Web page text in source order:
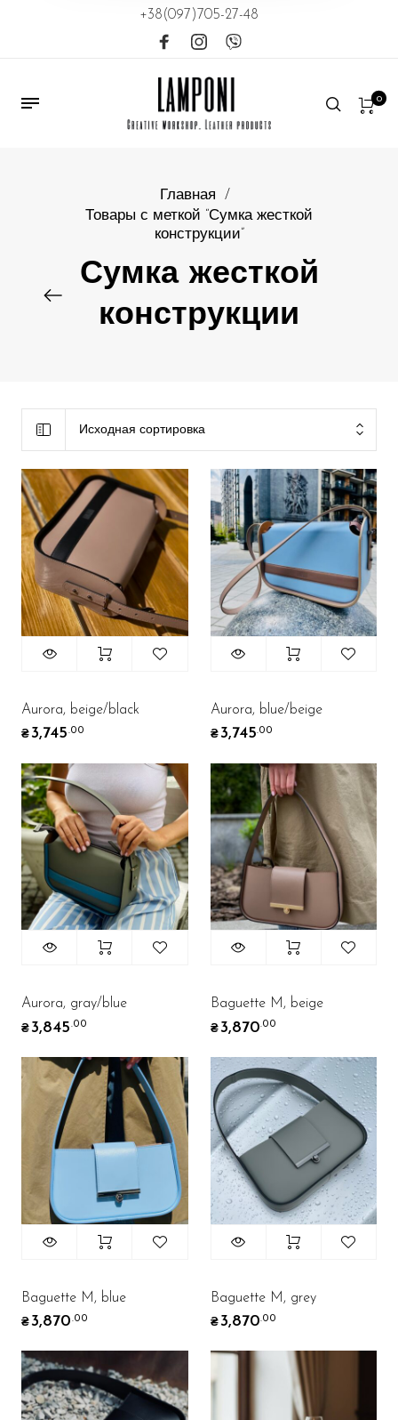
+38(097)705-27-48
0
Главная
/
Товары с меткой “Сумка жесткой
конструкции”
Сумка жесткой
конструкции
Исходная сортировка
Aurora, beige/black
₴3,745.00
Aurora, blue/beige
₴ 3,745.00
Aurora, gray/blue
₴3,845.00
Baguette M, beige
₴ 3,870.00
Baguette M, blue
₴3,870.00
Baguette M, grey
₴ 3,870.00